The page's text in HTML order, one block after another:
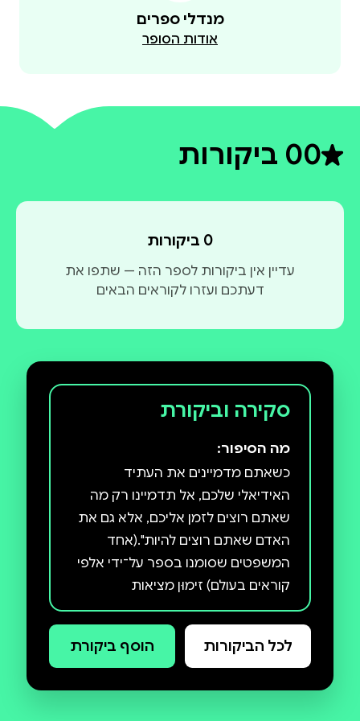
מנדלי ספרים
אודות הסופר
0דירוג ממוצע 0 מתוך 5
0 ביקורות
0 ביקורות
עדיין אין ביקורות לספר הזה — שתפו את
דעתכם ועזרו לקוראים הבאים
סקירה וביקורת
מה הסיפור:
כשאתם מדמיינים את העתיד
האידיאלי שלכם, אל תדמיינו רק מה
שאתם רוצים לזמן אליכם, אלא גם את
האדם שאתם רוצים להיות".(אחד
המשפטים שסומנו בספר על־ידי אלפי
קוראים בעולם) זימוּן מציאות
(Manifesting) הוא תהליך המבוסס על
הבנת כוחן של מחשבות ורגשות לשנות
מציאות. לא מדובר בקסם או בטריק,
לכל הביקורות הוסף ביקורת